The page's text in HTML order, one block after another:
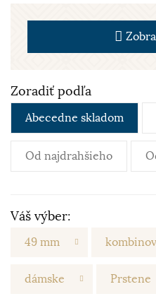
Zoradiť podľa
Abecedne skladom
Od najdrahšieho
Váš výber:
49 mm
dámske Prstene